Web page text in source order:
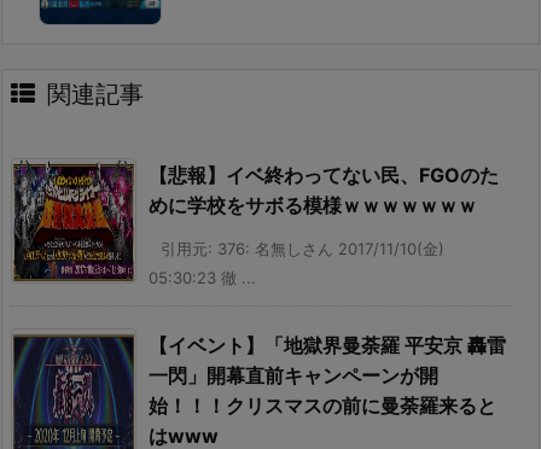
関連記事
【悲報】イベ終わってない民、FGOのた
めに学校をサボる模様ｗｗｗｗｗｗｗ
引用元: 376: 名無しさん 2017/11/10(金)
05:30:23 徹 ...
【イベント】「地獄界曼荼羅 平安京 轟雷
一閃」開幕直前キャンペーンが開
始！！！クリスマスの前に曼荼羅来ると
はwww